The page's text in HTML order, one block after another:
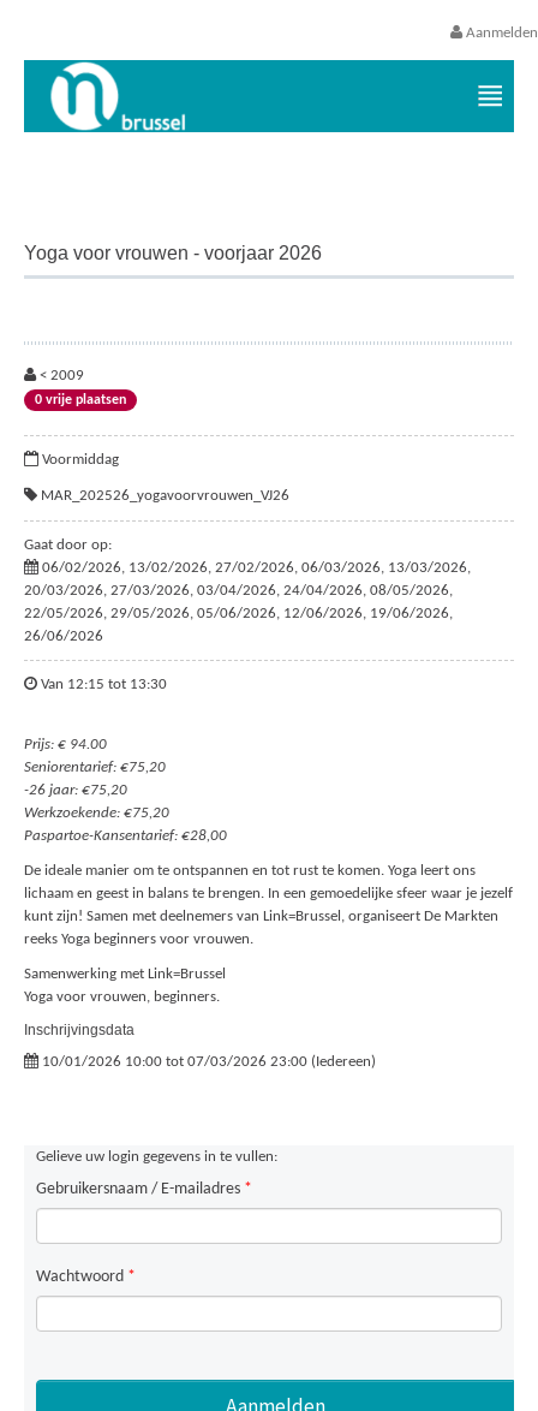
Aanmelden
Yoga voor vrouwen - voorjaar 2026
< 2009
0 vrije plaatsen
Voormiddag
MAR_202526_yogavoorvrouwen_VJ26
Gaat door op:
06/02/2026, 13/02/2026, 27/02/2026, 06/03/2026, 13/03/2026,
20/03/2026, 27/03/2026, 03/04/2026, 24/04/2026, 08/05/2026,
22/05/2026, 29/05/2026, 05/06/2026, 12/06/2026, 19/06/2026,
26/06/2026
Van 12:15 tot 13:30
Prijs: € 94.00
Seniorentarief: €75,20
-26 jaar: €75,20
Werkzoekende: €75,20
Paspartoe-Kansentarief: €28,00
De ideale manier om te ontspannen en tot rust te komen. Yoga leert ons
lichaam en geest in balans te brengen. In een gemoedelijke sfeer waar je jezelf
kunt zijn! Samen met deelnemers van Link=Brussel, organiseert De Markten
reeks Yoga beginners voor vrouwen.
Samenwerking met Link=Brussel
Yoga voor vrouwen, beginners.
Inschrijvingsdata
10/01/2026 10:00 tot 07/03/2026 23:00 (Iedereen)
Gelieve uw login gegevens in te vullen:
Gebruikersnaam / E-mailadres *
Wachtwoord *